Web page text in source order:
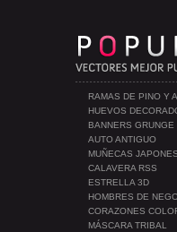
RAMAS DE PINO Y
HUEVOS
BANNERS GRUNGE
AUTO ANTIGUO
MUÑECAS
CALAVERA RSS
ESTRELLA 3D
HOMBRES DE
CORAZONES
MÁSCARA TRIBAL